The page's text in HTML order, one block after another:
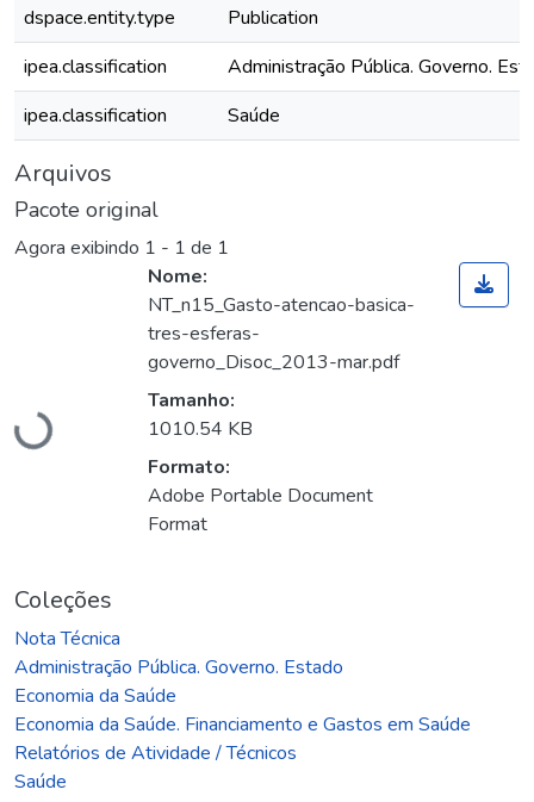
dspace.entity.type
Publication
ipea.classification
Administração Pública. Governo.
ipea.classification
Saúde
Arquivos
Pacote original
Agora exibindo 1 - 1 de 1
Carregando...
Nome:
NT_n15_Gasto-atencao-basica-
tres-esferas-
governo_Disoc_2013-mar.pdf
Tamanho:
1010.54 KB
Formato:
Adobe Portable Document
Format
Coleções
Nota Técnica
Administração Pública. Governo. Estado
Economia da Saúde
Economia da Saúde. Financiamento e Gastos em Saúde
Relatórios de Atividade / Técnicos
Saúde